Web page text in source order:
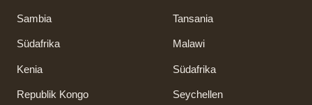
Sambia
Südafrika
Kenia
Republik Kongo
Tansania
Malawi
Südafrika
Seychellen